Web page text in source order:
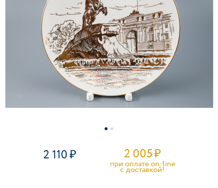
2 110 2 005₽
при оплате on-line
c доставкой!